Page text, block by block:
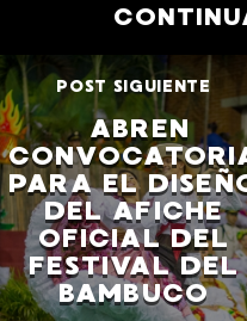
POST SIGUIENTE
ABREN
PARA EL
DEL AFICHE
OFICIAL DEL
FESTIVAL DEL
BAMBUCO